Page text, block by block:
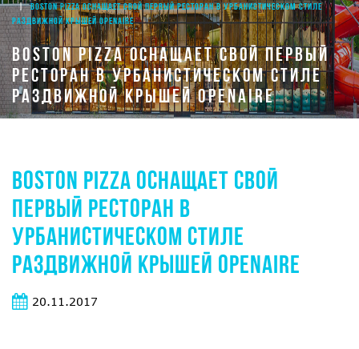
BOSTON PIZZA ОСНАЩАЕТ СВОЙ ПЕРВЫЙ РЕСТОРАН В УРБАНИСТИЧЕСКОМ СТИЛЕ
РАЗДВИЖНОЙ КРЫШЕЙ OPENAIRE
BOSTON PIZZA ОСНАЩАЕТ СВОЙ ПЕРВЫЙ
РЕСТОРАН В УРБАНИСТИЧЕСКОМ СТИЛЕ
РАЗДВИЖНОЙ КРЫШЕЙ OPENAIRE
BOSTON PIZZA ОСНАЩАЕТ СВОЙ
ПЕРВЫЙ РЕСТОРАН В
УРБАНИСТИЧЕСКОМ СТИЛЕ
РАЗДВИЖНОЙ КРЫШЕЙ OPENAIRE
20.11.2017